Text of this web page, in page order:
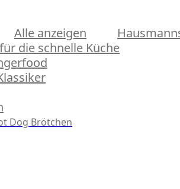
Alle anzeigen
die schnelle Küche
Dog Brötchen